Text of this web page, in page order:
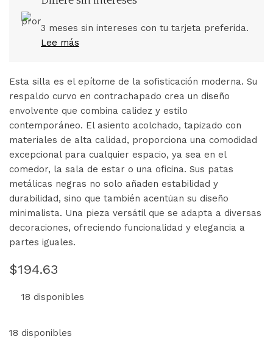
3 meses sin intereses con tu tarjeta preferida.
Lee más
Esta silla es el epítome de la sofisticación moderna. Su
respaldo curvo en contrachapado crea un diseño
envolvente que combina calidez y estilo
contemporáneo. El asiento acolchado, tapizado con
materiales de alta calidad, proporciona una comodidad
excepcional para cualquier espacio, ya sea en el
comedor, la sala de estar o una oficina. Sus patas
metálicas negras no solo añaden estabilidad y
durabilidad, sino que también acentúan su diseño
minimalista. Una pieza versátil que se adapta a diversas
decoraciones, ofreciendo funcionalidad y elegancia a
partes iguales.
$194.63
18 disponibles
18 disponibles